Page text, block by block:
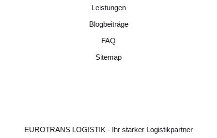
Leistungen
Blogbeiträge
FAQ
Sitemap
EUROTRANS LOGISTIK - Ihr starker Logistikpartner